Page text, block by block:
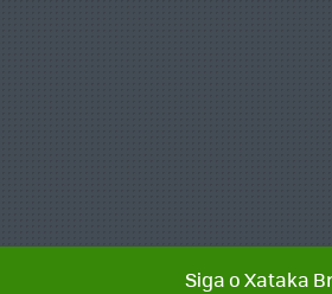
Siga o Xataka